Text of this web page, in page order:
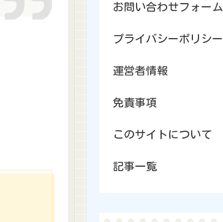
お問い合わせフォーム
プライバシーポリシー
運営者情報
免責事項
このサイトについて
記事一覧